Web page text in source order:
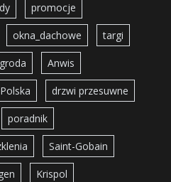
promocje
okna_dachowe targi
Anwis
drzwi przesuwne
poradnik
Saint-Gobain
Krispol